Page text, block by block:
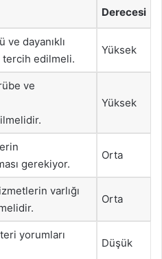
Derecesi
ve dayanıklı
tercih edilmeli.
Yüksek
ve
Yüksek
gerekiyor.
Orta
varlığı
Orta
yorumları
Düşük